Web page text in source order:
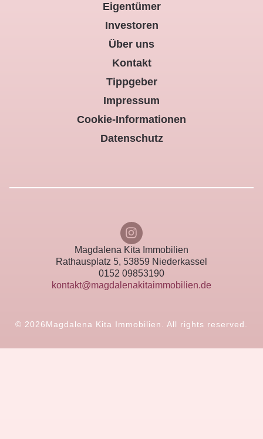
Eigentümer
Investoren
Über uns
Kontakt
Tippgeber
Impressum
Cookie-Informationen
Datenschutz
Magdalena Kita Immobilien
Rathausplatz 5, 53859 Niederkassel
0152 09853190
kontakt@magdalenakitaimmobilien.de
© 2026Magdalena Kita Immobilien. All rights reserved.